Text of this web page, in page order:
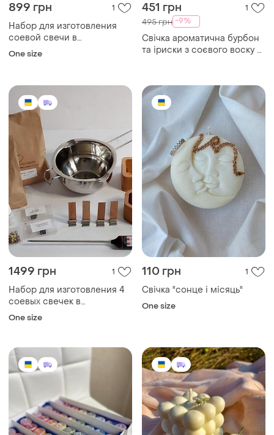
899 грн 1
Набор для изготовления
соевой свечи в
деревянном кашпо инь янь
One size
451 грн 1
495 грн -9%
Свічка ароматична бурбон
та іриски з соєвого воску в
аромаоліями та дерев'яним
гніто
1499 грн 1
Набор для изготовления 4
соевых свечек в
деревянном кашпо ковшик
One size
110 грн 1
Свічка "сонце і місяць"
One size